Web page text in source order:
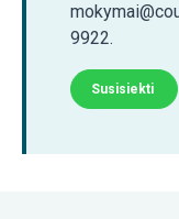
9922.
Susisiekti